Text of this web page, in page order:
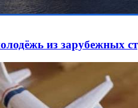
из зарубежных